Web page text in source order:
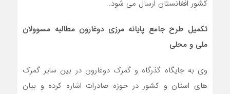
کشور افغانستان ارسال می شود.
تکمیل طرح جامع پایانه مرزی دوغارون مطالبه مسوولان
ملی و محلی
وی به جایگاه گذرگاه و گمرک دوغارون در بین سایر گمرک
های استان و کشور در حوزه صادرات اشاره کرده و بیان